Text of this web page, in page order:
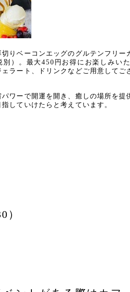
りベーコンエッグの グルテンフリー
）。最大450円お得にお楽しみいた
ラート、ドリンクなどご用意してご
パワーで開運を開き、癒しの場所を提
していけたらと考えています 。